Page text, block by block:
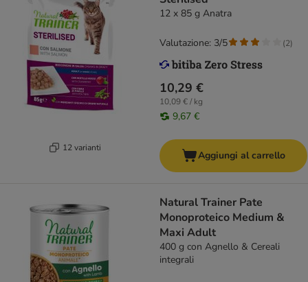
12 varianti
12 x 85 g Anatra
10,29 €
10,09 € / kg
9,67 €
Valutazione: 3/5 (2)
Aggiungi al carrello
Natural Trainer Pate
Monoproteico Medium &
Maxi Adult
400 g con Agnello & Cereali
integrali